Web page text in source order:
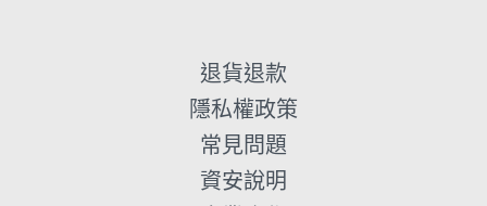
退貨退款
隱私權政策
常見問題
資安說明